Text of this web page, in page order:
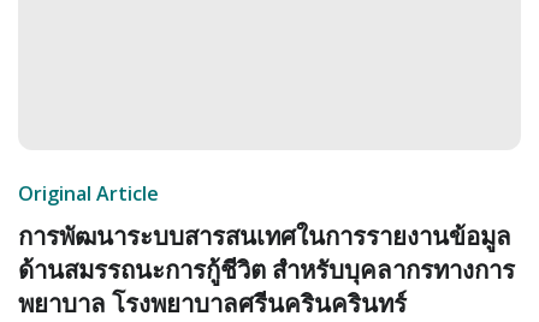
Original Article
การพัฒนาระบบสารสนเทศในการรายงานข้อมูล
ด้านสมรรถนะการกู้ชีวิต สำหรับบุคลากรทางการ
พยาบาล โรงพยาบาลศรีนครินครินทร์